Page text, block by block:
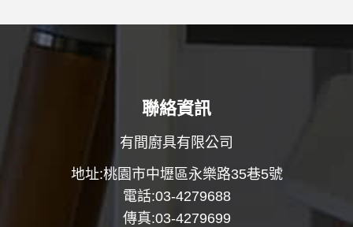
聯絡資訊
有間廚具有限公司
地址:桃園市中壢區永樂路35巷5號
電話:03-4279688
傳真:03-4279699